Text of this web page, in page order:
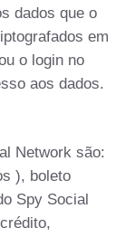
dados que o
em
o login no
aos dados.
Network são:
), boleto
Spy Social